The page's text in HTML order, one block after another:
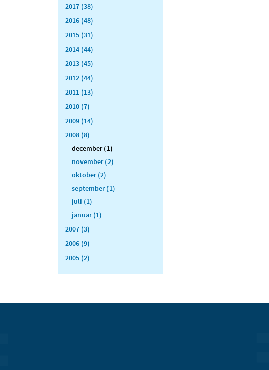
2017 (38)
2016 (48)
2015 (31)
2014 (44)
2013 (45)
2012 (44)
2011 (13)
2010 (7)
2009 (14)
2008 (8)
december (1)
november (2)
oktober (2)
september (1)
juli (1)
januar (1)
2007 (3)
2006 (9)
2005 (2)